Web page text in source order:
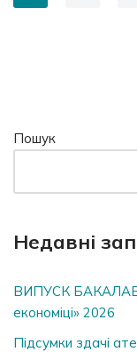
Пошук
Недавні
ВИПУСК
економіці» 2026
Підсумки здачі